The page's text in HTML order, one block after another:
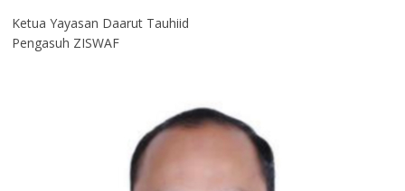
Ketua Yayasan Daarut Tauhiid
Pengasuh ZISWAF